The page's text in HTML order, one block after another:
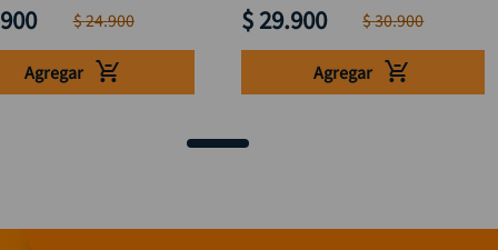
900 $24.900
Agregar
$ 29.900 $30.900
Agregar